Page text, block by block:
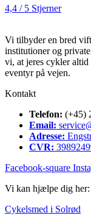
4,4 / 5 Stjerner
Vi tilbyder en bred
institutioner og
vi, at jeres cykler
eventyr på vejen.
Kontakt
Telefon: (+45)
Email:
Adresse:
CVR:
Facebook-square
Vi kan hjælpe dig her:
Cykelsmed i Solrød